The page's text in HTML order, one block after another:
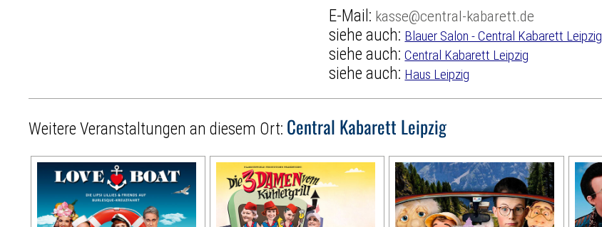
E-Mail: kasse@central-kabarett.de
siehe auch: Blauer Salon - Central Kabarett Leipzig
siehe auch:Central Kabarett Leipzig
siehe auch: Haus Leipzig
Weitere Veranstaltungen an diesem Ort: Central Kabarett Leipzig